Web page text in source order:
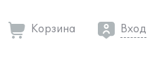
Корзина Вход